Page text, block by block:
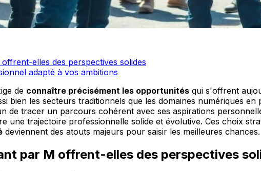
elles des perspectives solides
adapté à vos ambitions
de connaître précisément les opportunités qui s'offrent
bien les secteurs traditionnels que les domaines numériques
de tracer un parcours cohérent avec ses aspirations
une trajectoire professionnelle solide et évolutive. Ces choix
deviennent des atouts majeurs pour saisir les meilleures chances.
par M offrent-elles des perspectives